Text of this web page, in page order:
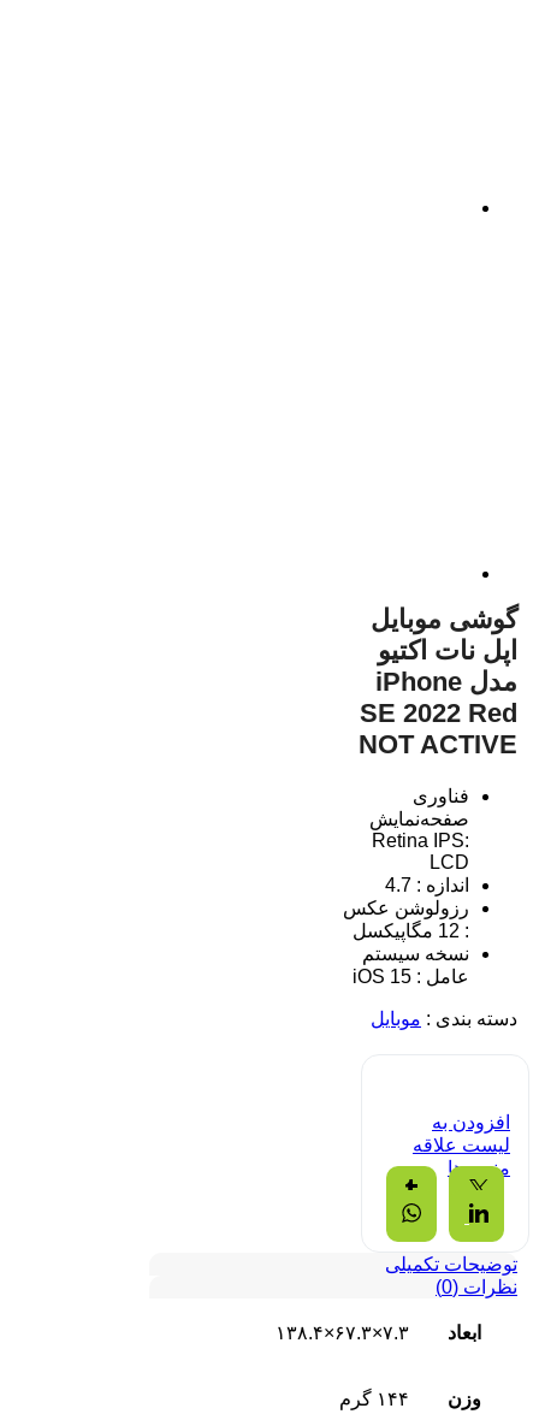
گوشی موبایل
اپل نات اکتیو
مدل iPhone
SE 2022 Red
NOT ACTIVE
فناوری
صفحه‌نمایش
:Retina IPS
LCD
اندازه : 4.7
رزولوشن عکس
: 12 مگاپیکسل
نسخه سیستم
عامل : iOS 15
دسته بندی : موبایل
افزودن به
لیست علاقه
مندی ها
Twitter
Tumblr
Linkedin
Whatsapp
توضیحات تکمیلی
نظرات (0)
ابعاد ۷.۳×۶۷.۳×۱۳۸.۴
وزن ۱۴۴ گرم